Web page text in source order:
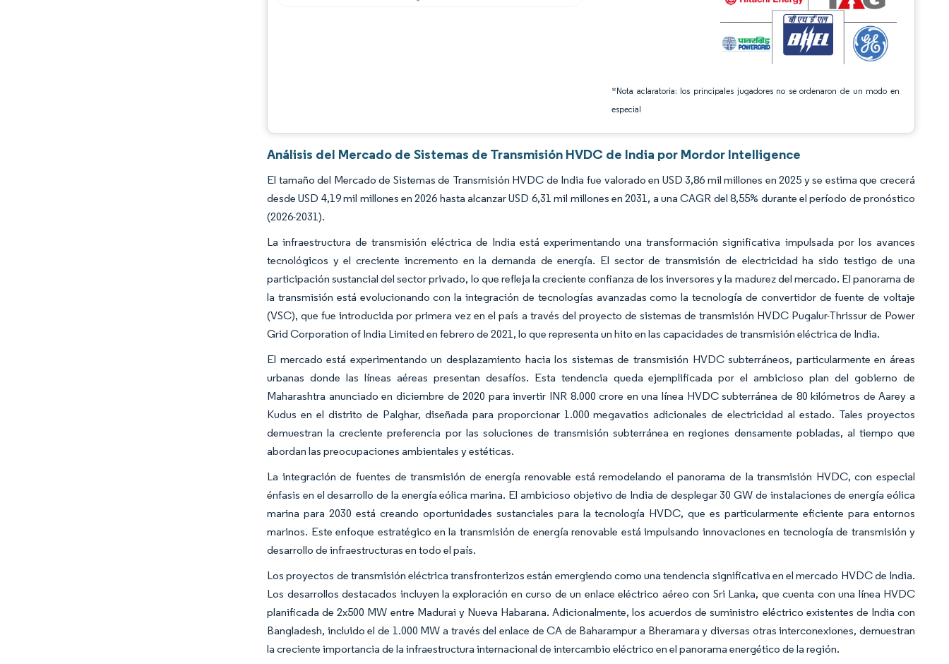
*Nota aclaratoria: los principales jugadores no se ordenaron de un modo en
especial
Análisis del Mercado de Sistemas de Transmisión HVDC de India por Mordor Intelligence
El tamaño del Mercado de Sistemas de Transmisión HVDC de India fue valorado en USD 3,86 mil millones en 2025 y se estima que crecerá
desde USD 4,19 mil millones en 2026 hasta alcanzar USD 6,31 mil millones en 2031, a una CAGR del 8,55% durante el período de pronóstico
(2026-2031).
La infraestructura de transmisión eléctrica de India está experimentando una transformación significativa impulsada por los avances
tecnológicos y el creciente incremento en la demanda de energía. El sector de transmisión de electricidad ha sido testigo de una
participación sustancial del sector privado, lo que refleja la creciente confianza de los inversores y la madurez del mercado. El panorama de
la transmisión está evolucionando con la integración de tecnologías avanzadas como la tecnología de convertidor de fuente de voltaje
(VSC), que fue introducida por primera vez en el país a través del proyecto de sistemas de transmisión HVDC Pugalur-Thrissur de Power
Grid Corporation of India Limited en febrero de 2021, lo que representa un hito en las capacidades de transmisión eléctrica de India.
El mercado está experimentando un desplazamiento hacia los sistemas de transmisión HVDC subterráneos, particularmente en áreas
urbanas donde las líneas aéreas presentan desafíos. Esta tendencia queda ejemplificada por el ambicioso plan del gobierno de
Maharashtra anunciado en diciembre de 2020 para invertir INR 8.000 crore en una línea HVDC subterránea de 80 kilómetros de Aarey a
Kudus en el distrito de Palghar, diseñada para proporcionar 1.000 megavatios adicionales de electricidad al estado. Tales proyectos
demuestran la creciente preferencia por las soluciones de transmisión subterránea en regiones densamente pobladas, al tiempo que
abordan las preocupaciones ambientales y estéticas.
La integración de fuentes de transmisión de energía renovable está remodelando el panorama de la transmisión HVDC, con especial
énfasis en el desarrollo de la energía eólica marina. El ambicioso objetivo de India de desplegar 30 GW de instalaciones de energía eólica
marina para 2030 está creando oportunidades sustanciales para la tecnología HVDC, que es particularmente eficiente para entornos
marinos. Este enfoque estratégico en la transmisión de energía renovable está impulsando innovaciones en tecnología de transmisión y
desarrollo de infraestructuras en todo el país.
Los proyectos de transmisión eléctrica transfronterizos están emergiendo como una tendencia significativa en el mercado HVDC de India.
Los desarrollos destacados incluyen la exploración en curso de un enlace eléctrico aéreo con Sri Lanka, que cuenta con una línea HVDC
planificada de 2x500 MW entre Madurai y Nueva Habarana. Adicionalmente, los acuerdos de suministro eléctrico existentes de India con
Bangladesh, incluido el de 1.000 MW a través del enlace de CA de Baharampur a Bheramara y diversas otras interconexiones, demuestran
la creciente importancia de la infraestructura internacional de intercambio eléctrico en el panorama energético de la región.